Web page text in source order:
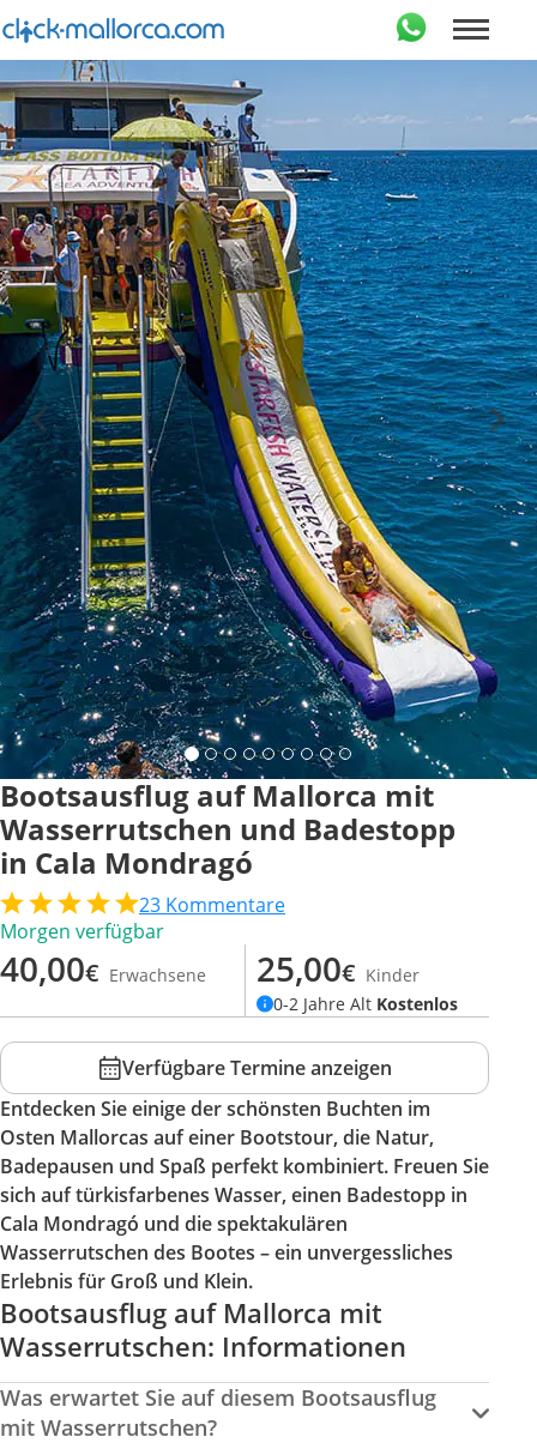
Bootsausflug auf Mallorca mit
Wasserrutschen und Badestopp
in Cala Mondragó
23 Kommentare
Morgen verfügbar
40,00€ Erwachsene 25,00€ Kinder
0-2 Jahre Alt Kostenlos
Verfügbare Termine anzeigen
Entdecken Sie einige der schönsten Buchten im
Osten Mallorcas auf einer Bootstour, die Natur,
Badepausen und Spaß perfekt kombiniert. Freuen Sie
sich auf türkisfarbenes Wasser, einen Badestopp in
Cala Mondragó und die spektakulären
Wasserrutschen des Bootes – ein unvergessliches
Erlebnis für Groß und Klein.
Bootsausflug auf Mallorca mit
Wasserrutschen: Informationen
Was erwartet Sie auf diesem Bootsausflug
mit Wasserrutschen?